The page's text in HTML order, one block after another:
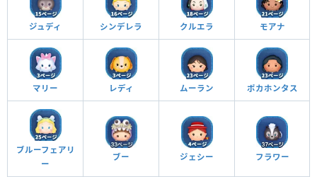
ジュディ シンデレラ クルエラ モアナ
マリー レディ ムーラン ポカホンタス
ブルーフェアリ
ー
ブー ジェシー フラワー